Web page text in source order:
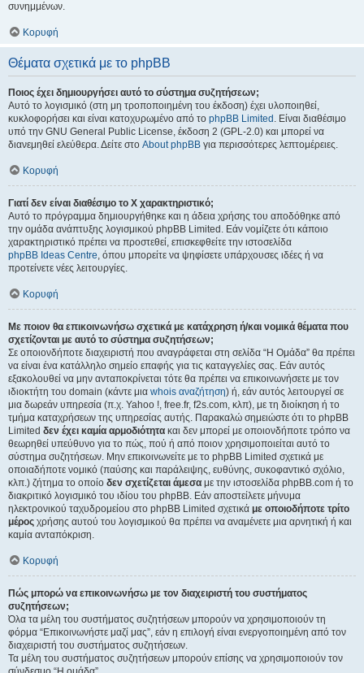
συνημμένων.
Κορυφή
Θέματα σχετικά με το phpBB
Ποιος έχει δημιουργήσει αυτό το σύστημα συζητήσεων;
Αυτό το λογισμικό (στη μη τροποποιημένη του έκδοση) έχει υλοποιηθεί,
κυκλοφορήσει και είναι κατοχυρωμένο από το phpBB Limited . Είναι διαθέσιμο
υπό την GNU General Public License, έκδοση 2 (GPL-2.0) και μπορεί να
διανεμηθεί ελεύθερα. Δείτε στο About phpBB για περισσότερες λεπτομέρειες.
Κορυφή
Γιατί δεν είναι διαθέσιμο το Χ χαρακτηριστικό;
Αυτό το πρόγραμμα δημιουργήθηκε και η άδεια χρήσης του αποδόθηκε από
την ομάδα ανάπτυξης λογισμικού phpBB Limited. Εάν νομίζετε ότι κάποιο
χαρακτηριστικό πρέπει να προστεθεί, επισκεφθείτε την ιστοσελίδα
phpBB Ideas Centre, όπου μπορείτε να ψηφίσετε υπάρχουσες ιδέες ή να
προτείνετε νέες λειτουργίες.
Κορυφή
Με ποιον θα επικοινωνήσω σχετικά με κατάχρηση ή/και νομικά θέματα που
σχετίζονται με αυτό το σύστημα συζητήσεων;
Σε οποιονδήποτε διαχειριστή που αναγράφεται στη σελίδα “Η Ομάδα” θα πρέπει
να είναι ένα κατάλληλο σημείο επαφής για τις καταγγελίες σας. Εάν αυτός
εξακολουθεί να μην ανταποκρίνεται τότε θα πρέπει να επικοινωνήσετε με τον
ιδιοκτήτη του domain (κάντε μια whois αναζήτηση) ή, εάν αυτός λειτουργεί σε
μια δωρεάν υπηρεσία (π.χ. Yahoo !, free.fr, f2s.com, κλπ), με τη διοίκηση ή το
τμήμα καταχρήσεων της υπηρεσίας αυτής. Παρακαλώ σημειώστε ότι το phpBB
Limited δεν έχει καμία αρμοδιότητα και δεν μπορεί με οποιονδήποτε τρόπο να
θεωρηθεί υπεύθυνο για το πώς, πού ή από ποιον χρησιμοποιείται αυτό το
σύστημα συζητήσεων. Μην επικοινωνείτε με το phpBB Limited σχετικά με
οποιαδήποτε νομικό (παύσης και παράλειψης, ευθύνης, συκοφαντικό σχόλιο,
κλπ.) ζήτημα το οποίο δεν σχετίζεται άμεσα με την ιστοσελίδα phpBB.com ή το
διακριτικό λογισμικό του ιδίου του phpBB. Εάν αποστείλετε μήνυμα
ηλεκτρονικού ταχυδρομείου στο phpBB Limited σχετικά με οποιοδήποτε τρίτο
μέρος χρήσης αυτού του λογισμικού θα πρέπει να αναμένετε μια αρνητική ή και
καμία ανταπόκριση.
Κορυφή
Πώς μπορώ να επικοινωνήσω με τον διαχειριστή του συστήματος
συζητήσεων;
Όλα τα μέλη του συστήματος συζητήσεων μπορούν να χρησιμοποιούν τη
φόρμα “Επικοινωνήστε μαζί μας”, εάν η επιλογή είναι ενεργοποιημένη από τον
διαχειριστή του συστήματος συζητήσεων.
Τα μέλη του συστήματος συζητήσεων μπορούν επίσης να χρησιμοποιούν τον